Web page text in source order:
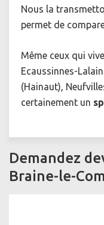
Nous la
permet de
Même ceux qui
Ecaussinnes-
(Hainaut),
certainement un
Demandez
Braine-le-